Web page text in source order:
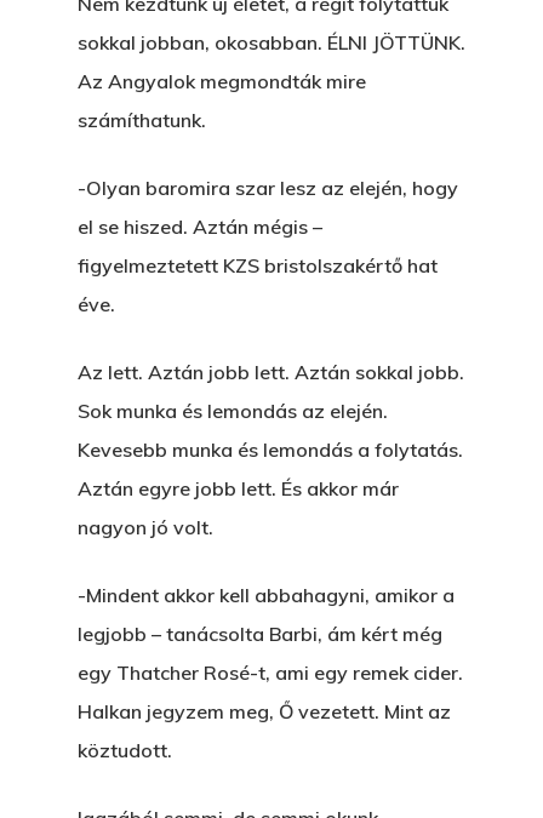
sokkal jobban, okosabban. ÉLNI JÖTTÜNK.
Az Angyalok megmondták mire
számíthatunk.
-Olyan baromira szar lesz az elején, hogy
el se hiszed. Aztán mégis –
figyelmeztetett KZS bristolszakértő hat
éve.
Az lett. Aztán jobb lett. Aztán sokkal jobb.
Sok munka és lemondás az elején.
Kevesebb munka és lemondás a folytatás.
Aztán egyre jobb lett. És akkor már
nagyon jó volt.
-Mindent akkor kell abbahagyni, amikor a
legjobb – tanácsolta Barbi, ám kért még
egy Thatcher Rosé-t, ami egy remek cider.
Halkan jegyzem meg, Ő vezetett. Mint az
köztudott.